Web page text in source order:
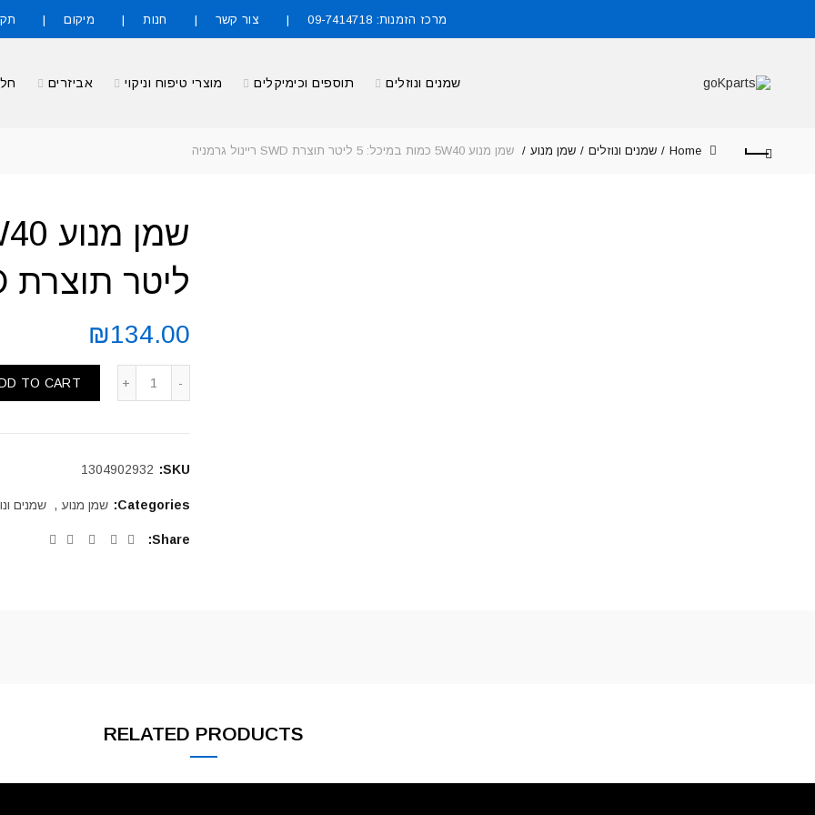
מרכז הזמנות: 09-7414718 צור קשר חנות מיקום
שמנים ונוזלים תוספים וכימיקלים מוצרי טיפוח וניקוי אביזרים
Home שמנים ונוזלים שמן מנוע שמן מנוע 5W40 כמות במיכל: 5 ליטר תוצרת SWD ריינול גרמניה
ליטר תוצרת SWD ריינול גרמניה
₪134.00
TO CART
SKU:
1304902932
Categories: שמן מנוע , שמנים
Share
RELATED PRODUCTS